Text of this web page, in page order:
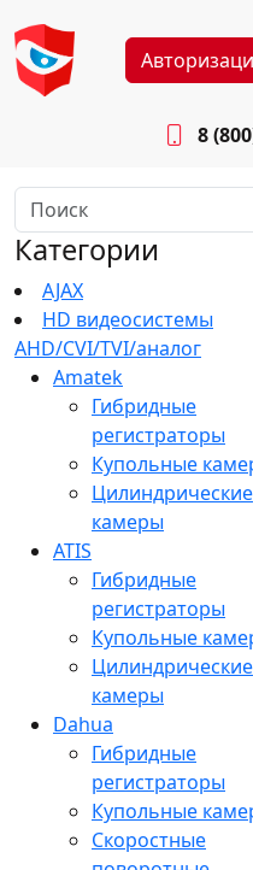
8
Категории
AJAX
HD видеосистемы
AHD/CVI/TVI/аналог
Amatek
Гибридные
регистраторы
Купольные
Цилиндрические
камеры
ATIS
Гибридные
регистраторы
Купольные
Цилиндрические
камеры
Dahua
Гибридные
регистраторы
Купольные
Скоростные